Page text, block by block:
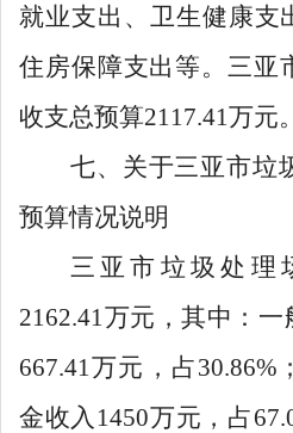
就业支出、卫生健康支
住房保障支出等。三亚
收支总预算2117.41万元。
七、关于三亚市垃
预算情况说明
三亚市垃圾处理
2162.41 万元，其中：一
667.41 万元，占30.86%
金收入 1450万元，占